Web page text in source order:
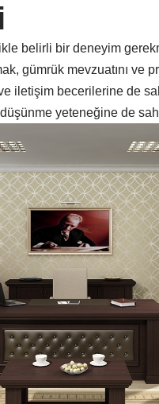
belirli bir deneyim
gümrük mevzuatını ve
iletişim becerilerine de
yeteneğine de